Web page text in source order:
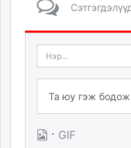
· GIF